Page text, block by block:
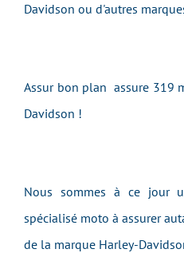
Davidson ou d'autres
Assur bon plan assure 319
Davidson !
Nous sommes à ce jour
spécialisé moto à assurer
de la marque Harley-